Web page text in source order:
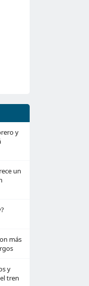
y
un
más
y
tren